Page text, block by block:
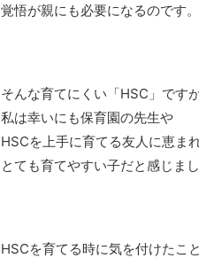
覚悟が親にも必要になるのです。
そんな育てにくい「HSC」ですが
私は幸いにも保育園の先生や
HSCを上手に育てる友人に恵ま
とても育てやすい子だと感じまし
HSCを育てる時に気を付けたこ